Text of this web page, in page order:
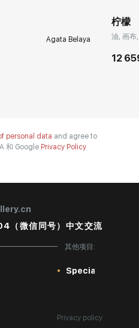
Agata Belaya
柠檬
油, 画布
12
personal data and agree to
和 Google Privacy Policy
微信同号）中文交流
其他项目:
Special
Privacy policy